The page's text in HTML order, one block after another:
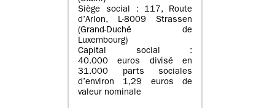
Siège social : 117, Route
d’Arlon, L-8009 Strassen
(Grand-Duché de
Luxembourg)
Capital social :
40.000 euros divisé en
31.000 parts sociales
d’environ 1,29 euros de
valeur nominale